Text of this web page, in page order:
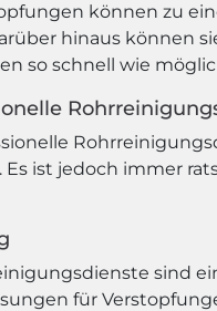
können zu
hinaus können
so schnell wie
ist jedoch immer
sind
für